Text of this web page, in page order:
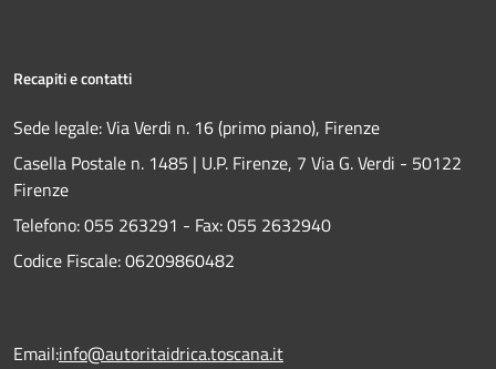
Recapiti e contatti
Sede legale: Via Verdi n. 16 (primo piano), Firenze
Casella Postale n. 1485 | U.P. Firenze, 7 Via G. Verdi - 50122
Firenze
Telefono:055 263291 - Fax:055 2632940
Codice Fiscale: 06209860482
Email:info@autoritaidrica.toscana.it